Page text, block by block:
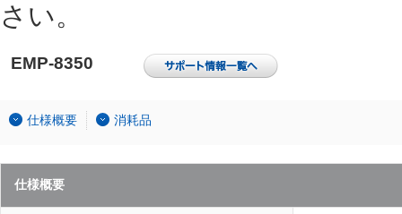
さい。
EMP-8350
仕様概要 消耗品
仕様概要